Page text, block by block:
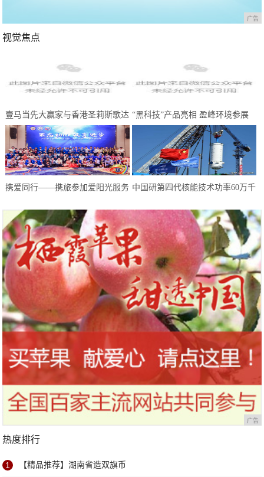
广告
视觉焦点
壹马当先大赢家与香港圣莉斯歌达
成全国战略合作，共创美业，共赢
未来
“黑科技”产品亮相 盈峰环境参展
中国环博会广州展受热捧
携爱同行——携旅参加爱阳光服务 中国研第四代核能技术功率60万千
广告
热度排行
1 【精品推荐】湖南省造双旗币